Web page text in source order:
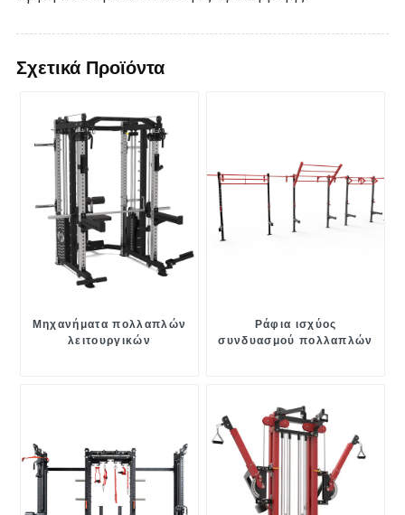
Σχετικά Προϊόντα
Μηχανήματα πολλαπλών
λειτουργικών
Ράφια ισχύος
συνδυασμού πολλαπλών